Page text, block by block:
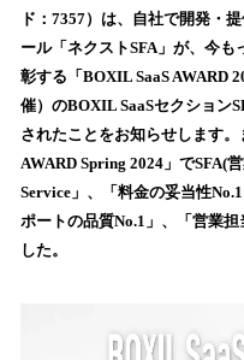
を
読
込
み
中
で
す
ド：7357）は、自社で開発・
ール「ネクストSFA」が、今
彰する「BOXIL SaaS AWARD
催）のBOXIL SaaSセクション
されたことをお知らせします
AWARD Spring 2024」でSFA(
Service」、「料金の妥当性
ポートの品質No.1」、「営業
した。